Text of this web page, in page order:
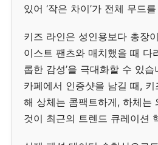
있어 ‘작은 차이’가 전체 무드
키즈 라인은 성인용보다 총장
이스트 팬츠와 매치했을 때 다
롭한 감성’을 극대화할 수 있
카페에서 인증샷을 남길 때,
해 상체는 콤팩트하게, 하체는
것이 최근의 트렌드 큐레이션